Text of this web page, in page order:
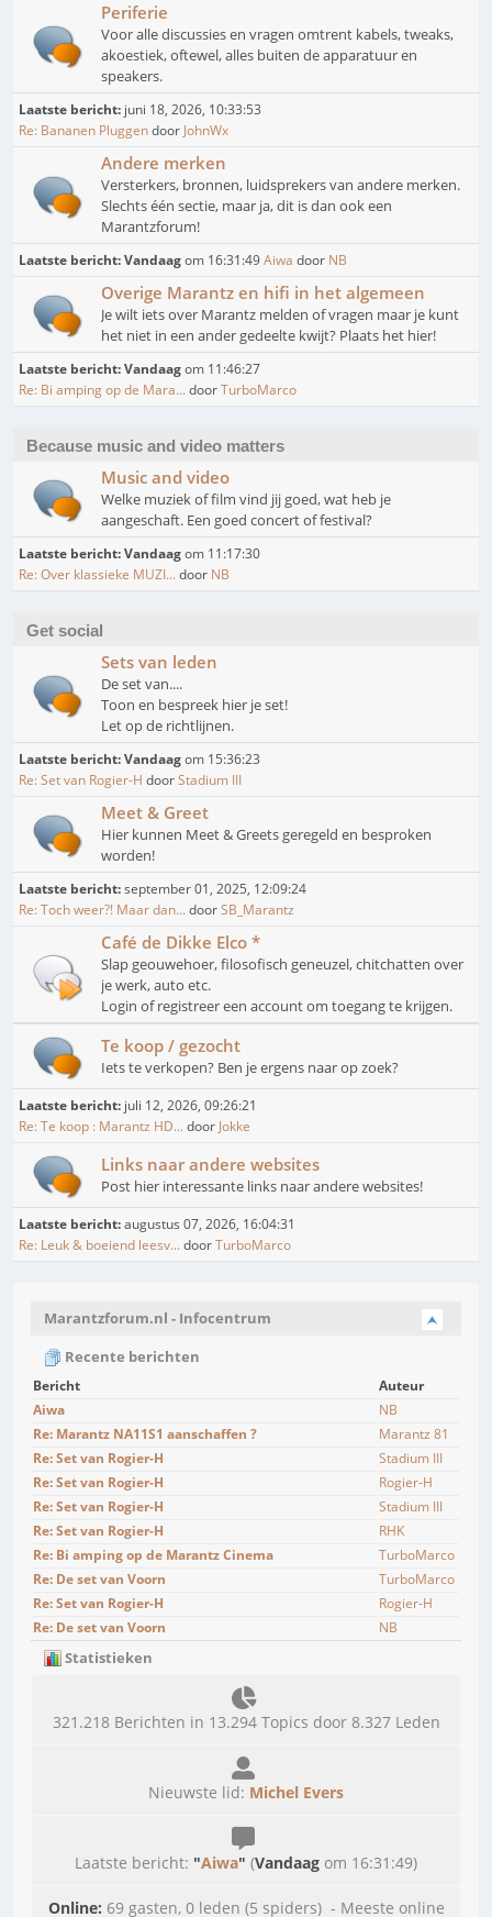
Periferie
Voor alle discussies en vragen omtrent kabels, tweaks,
akoestiek, oftewel, alles buiten de apparatuur en
speakers.
Laatste bericht: juni 18, 2026, 10:33:53
Re: Bananen Pluggendoor JohnWx
Andere merken
Versterkers, bronnen, luidsprekers van andere merken.
Slechts één sectie, maar ja, dit is dan ook een
Marantzforum!
Laatste bericht:Vandaagom 16:31:49Aiwa door NB
Overige Marantz en hifi in het algemeen
Je wilt iets over Marantz melden of vragen maar je kunt
het niet in een ander gedeelte kwijt? Plaats het hier!
Laatste bericht:Vandaagom 11:46:27
Re: Bi amping op de Mara...doorTurboMarco
Because music and video matters
Music and video
Welke muziek of film vind jij goed, wat heb je
aangeschaft. Een goed concert of festival?
Laatste bericht:Vandaagom 11:17:30
Re: Over klassieke MUZI...door NB
Get social
Sets van leden
De set van....
Toon en bespreek hier je set!
Let op de richtlijnen.
Laatste bericht:Vandaagom 15:36:23
Re: Set van Rogier-H doorStadium III
Meet & Greet
Hier kunnen Meet & Greets geregeld en besproken
worden!
Laatste bericht:september 01, 2025, 12:09:24
Re: Toch weer?! Maar dan...doorSB_Marantz
Café de Dikke Elco *
Slap geouwehoer, filosofisch geneuzel, chitchatten over
je werk, auto etc.
Login of registreer een account om toegang te krijgen.
Te koop / gezocht
Iets te verkopen? Ben je ergens naar op zoek?
Laatste bericht: juli 12, 2026, 09:26:21
Re: Te koop : Marantz HD...door Jokke
Links naar andere websites
Post hier interessante links naar andere websites!
Laatste bericht:augustus 07, 2026, 16:04:31
Re: Leuk & boeiend leesv...doorTurboMarco
Marantzforum.nl - Infocentrum
Recente berichten
Bericht
Auteur
Aiwa
NB
Re: Marantz NA11S1 aanschaffen ?
Marantz 81
Re: Set van Rogier-H
Stadium III
Re: Set van Rogier-H
Rogier-H
Re: Set van Rogier-H
Stadium III
Re: Set van Rogier-H
RHK
Re: Bi amping op de Marantz Cinema
TurboMarco
Re: De set van Voorn
TurboMarco
Re: Set van Rogier-H
Rogier-H
Re: De set van Voorn
NB
Statistieken
321.218 Berichten in 13.294 Topics door 8.327 Leden
Nieuwste lid: Michel Evers
Laatste bericht: "Aiwa" (Vandaag om 16:31:49)
Online: 69 gasten, 0 leden (5 spiders) - Meeste online